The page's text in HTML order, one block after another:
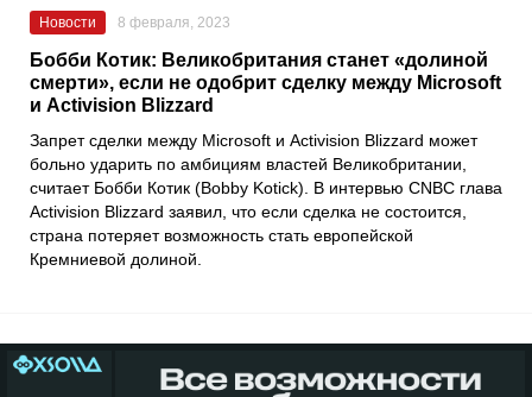
Новости 8 февраля, 2023
Бобби Котик: Великобритания станет «долиной
смерти», если не одобрит сделку между Microsoft
и Activision Blizzard
Запрет сделки между Microsoft и Activision Blizzard может
больно ударить по амбициям властей Великобритании,
считает Бобби Котик (Bobby Kotick). В интервью CNBC глава
Activision Blizzard заявил, что если сделка не состоится,
страна потеряет возможность стать европейской
Кремниевой долиной.